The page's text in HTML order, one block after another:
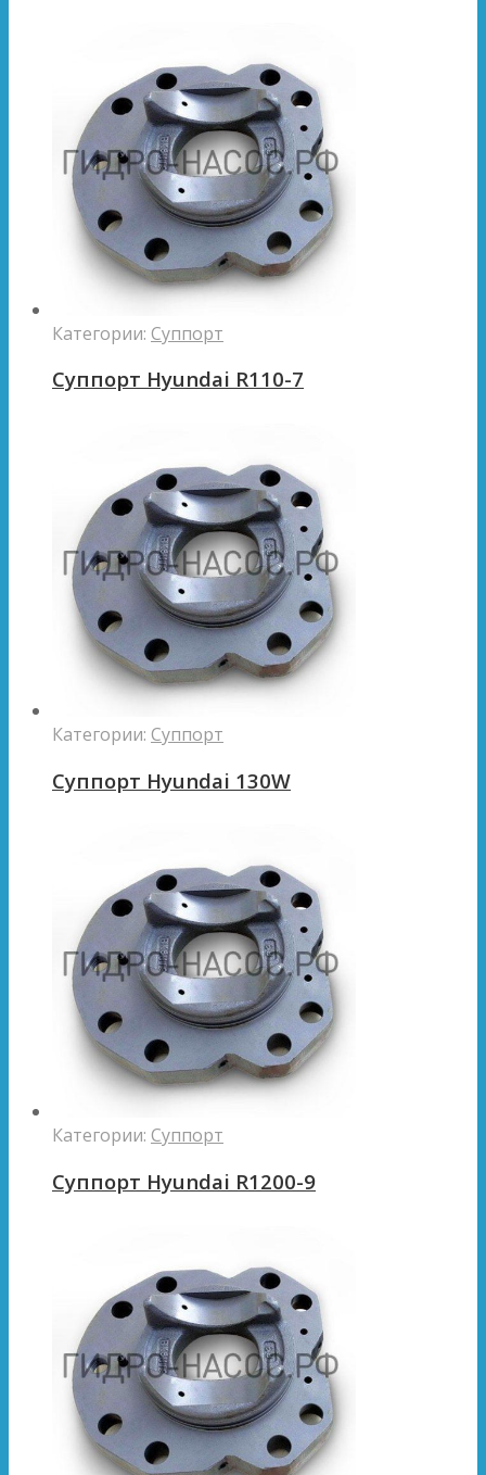
Категории: Суппорт
Суппорт Hyundai R110-7
Категории: Суппорт
Суппорт Hyundai 130W
Категории: Суппорт
Суппорт Hyundai R1200-9